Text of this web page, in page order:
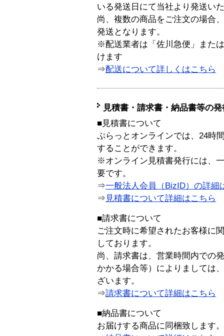
いる発送日にて当社より発送い
尚、複数の商品をご注文の場合
発送となります。
※配送業者は「佐川急便」また
けます
⇒配送について詳しくはこちら
見積書・請求書・納品書等の
■見積書について
ぷらっとオンラインでは、24時
することができます。
※オンライン見積書発行には、
要です。
⇒一般法人会員（BizID）の詳細
⇒ 見積書について詳細はこちら
■請求書について
ご注文時に希望されたお客様に
しております。
尚、請求書は、営業時間内での
かかる場合等）によりましては
ざいます。
⇒請求書について詳細はこちら
■納品書について
お届けする商品に同梱致します。